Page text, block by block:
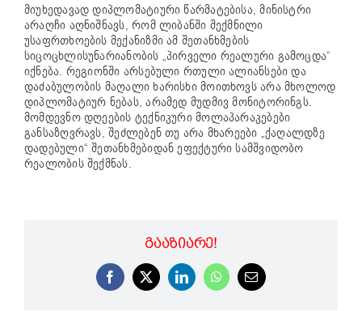
მიუხედავად დიპლომატიური წარმატებისა, მინისტრი
არაღჩი აღნიშნავს, რომ ლიბანში შექმნილი
უსაფრთხოების მექანიზმი ამ შეთანხმების
სიცოცხლისუნარიანობის „პირველი რეალური გამოცდა“
იქნება. რეგიონში არსებული რთული ალიანსები და
დაძაბულობის მაღალი ხარისხი მოითხოვს არა მხოლოდ
დიპლომატიურ ნებას, არამედ მუდმივ მონიტორინგს.
მომდევნო დღეების ტექნიკური მოლაპარაკებები
განსაზღვრავს, შეძლებენ თუ არა მხარეები „ქაღალდზე
დადებული“ შეთანხმებიდან ეფექტური სამშვიდობო
რეალობის შექმნას.
ᲒᲐᲐᲖᲘᲐᲠᲔ!
Facebook
X LinkedInWhatsApp
Email